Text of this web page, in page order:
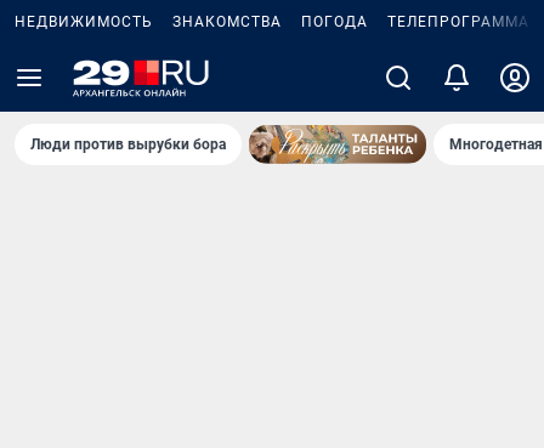
НЕДВИЖИМОСТЬ ЗНАКОМСТВА ПОГОДА ТЕЛЕПРОГРАММА
Люди против вырубки бора